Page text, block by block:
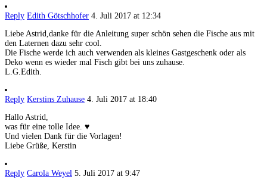
Reply Edith Götschhofer 4. Juli 2017 at 12:34
Liebe Astrid,danke für die Anleitung super schön sehen die Fische aus mit
den Laternen dazu sehr cool.
Die Fische werde ich auch verwenden als kleines Gastgeschenk oder als
Deko wenn es wieder mal Fisch gibt bei uns zuhause.
L.G.Edith.
Reply Kerstins Zuhause 4. Juli 2017 at 18:40
Hallo Astrid,
was für eine tolle Idee. ♥
Und vielen Dank für die Vorlagen!
Liebe Grüße, Kerstin
Reply Carola Weyel 5. Juli 2017 at 9:47